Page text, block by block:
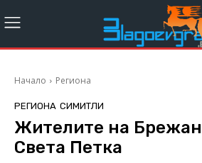
Начало Региона
РЕГИОНА СИМИТЛИ
Жителите на
Света Петка